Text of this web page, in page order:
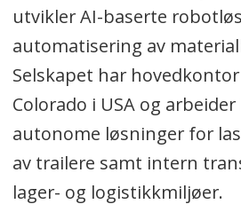
utvikler AI-baserte
automatisering av
Selskapet har
Colorado i USA og
autonome løsninger for
av trailere samt intern
lager- og logistikkmiljøer.